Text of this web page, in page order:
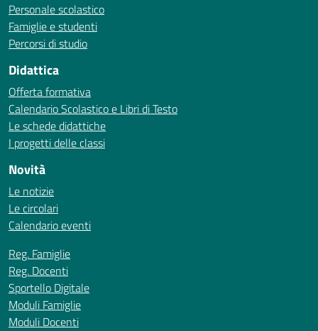
Personale scolastico
Famiglie e studenti
Percorsi di studio
Didattica
Offerta formativa
Calendario Scolastico e Libri di Testo
Le schede didattiche
I progetti delle classi
Novità
Le notizie
Le circolari
Calendario eventi
Reg. Famiglie
Reg. Docenti
Sportello Digitale
Moduli Famiglie
Moduli Docenti